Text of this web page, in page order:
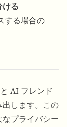
ける
する場合の
AI フレンド
出します。この
プライバシー